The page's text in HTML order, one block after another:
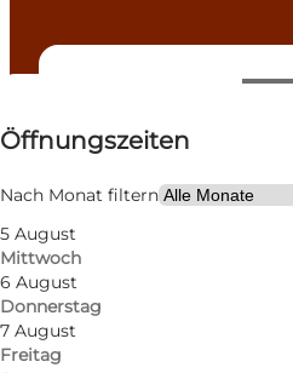
Öffnungszeiten
Öffnungszeiten
Nach Monat filtern
5 August
Mittwoch
6 August
Donnerstag
7 August
Freitag
Website besuchen
Mir selbst, Mein Partner,